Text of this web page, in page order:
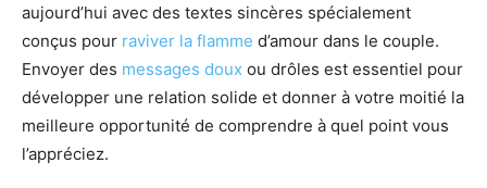
aujourd’hui avec des textes sincères spécialement
conçus pour raviver la flamme d’amour dans le couple.
Envoyer des messages doux ou drôles est essentiel pour
développer une relation solide et donner à votre moitié la
meilleure opportunité de comprendre à quel point vous
l’appréciez.